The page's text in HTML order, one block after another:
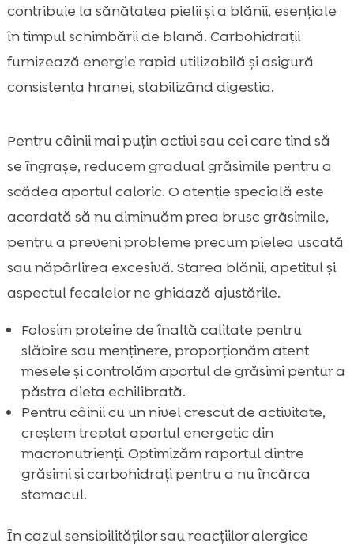
contribuie la sănătatea pielii și a blănii, esențiale
în timpul schimbării de blană. Carbohidrații
furnizează energie rapid utilizabilă și asigură
consistența hranei, stabilizând digestia.
Pentru câinii mai puțin activi sau cei care tind să
se îngrașe, reducem gradual grăsimile pentru a
scădea aportul caloric. O atenție specială este
acordată să nu diminuăm prea brusc grăsimile,
pentru a preveni probleme precum pielea uscată
sau năpârlirea excesivă. Starea blănii, apetitul și
aspectul fecalelor ne ghidază ajustările.
Folosim proteine de înaltă calitate pentru
slăbire sau menținere, proporționăm atent
mesele și controlăm aportul de grăsimi pentur a
păstra dieta echilibrată.
Pentru câinii cu un nivel crescut de activitate,
creștem treptat aportul energetic din
macronutrienți. Optimizăm raportul dintre
grăsimi și carbohidrați pentru a nu încărca
stomacul.
În cazul sensibilităților sau reacțiilor alergice